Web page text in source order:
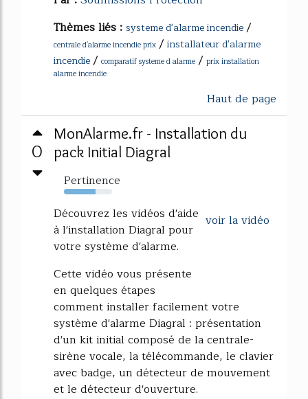
Thèmes liés : systeme d'alarme incendie/
centrale d'alarme incendie prix / installateur d'alarme
incendie/ comparatif systeme d alarme / prix installation
alarme incendie
Haut de page
0
MonAlarme.fr - Installation du
pack Initial Diagral
Pertinence
65%
voir la vidéo
Découvrez les vidéos d'aide
à l'installation Diagral pour
votre système d'alarme.
Cette vidéo vous présente
en quelques étapes
comment installer facilement votre
système d'alarme Diagral : présentation
d'un kit initial composé de la centrale-
sirène vocale, la télécommande, le clavier
avec badge, un détecteur de mouvement
et le détecteur d'ouverture.